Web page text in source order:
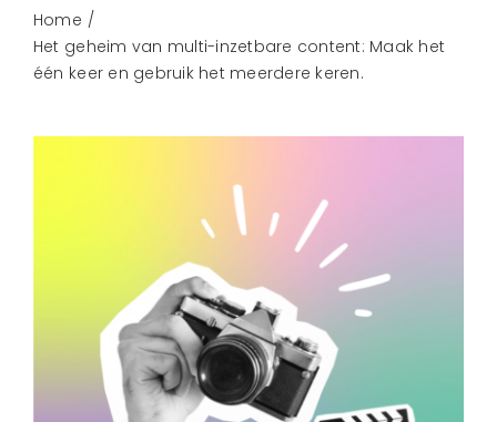
CONTACT
Home
Het geheim van multi-inzetbare content: Maak het
één keer en gebruik het meerdere keren.